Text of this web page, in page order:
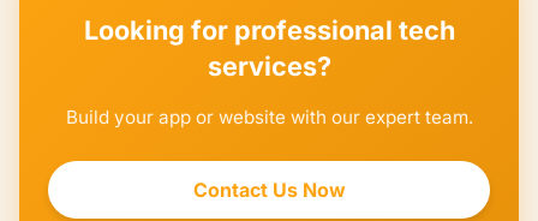
Looking for professional tech
services?
Build your app or website with our expert team.
Contact Us Now